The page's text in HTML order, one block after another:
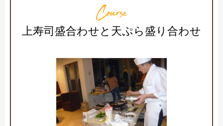
Course
上寿司盛合わせと天ぷら盛り合わせ